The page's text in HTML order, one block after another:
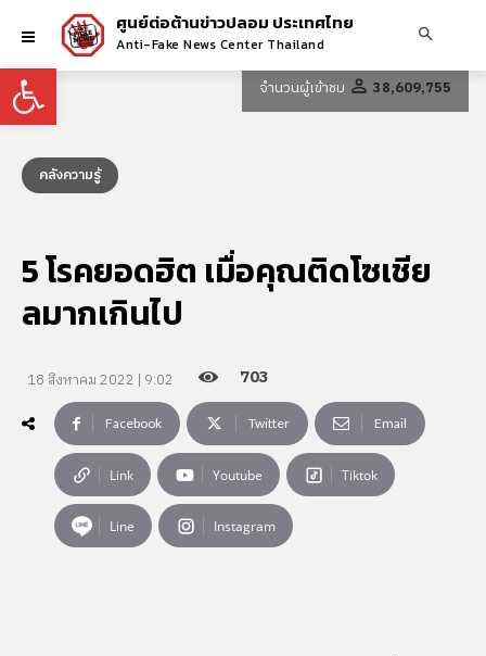
Open toolbar
ศูนย์ต่อต้านข่าวปลอม ประเทศไทย
Anti-Fake News Center Thailand
จำนวนผู้เข้าชม 38,609,755
คลังความรู้
5 โรคยอดฮิต เมื่อคุณติดโซเชีย
ลมากเกินไป
18 สิงหาคม 2022 | 9:02 703
Facebook Twitter Email
Link Youtube Tiktok
Line Instagram